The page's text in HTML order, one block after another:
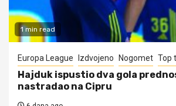
1 min read
Europa League Izdvojeno Nogomet Top
Hajduk ispustio dva gola
nastradao na Cipru